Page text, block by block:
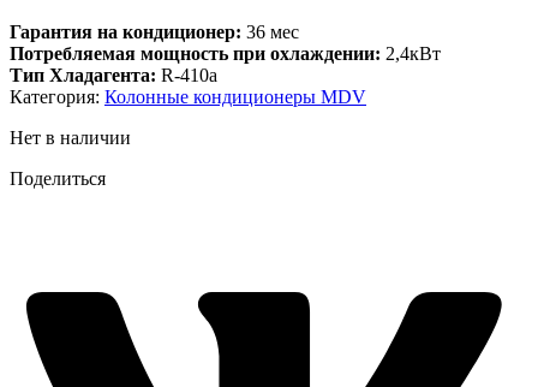
Гарантия на кондиционер: 36 мес
Потребляемая мощность при охлаждении: 2,4кВт
Тип Хладагента: R-410a
Категория: Колонные кондиционеры MDV
Нет в наличии
Поделиться